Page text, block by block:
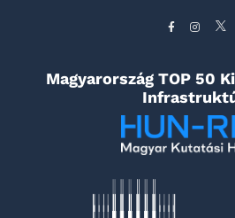
Magyarország TOP 50